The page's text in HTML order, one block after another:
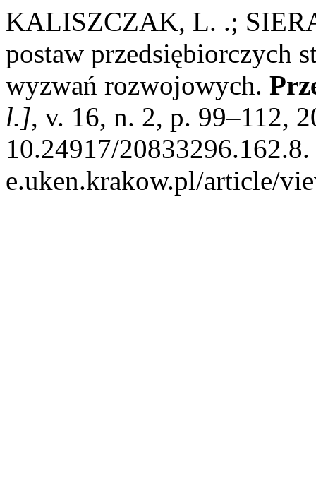
KALISZCZAK, L. .;
postaw przedsiębiorczych
wyzwań rozwojowych.
l.], v. 16, n. 2, p. 99–112,
10.24917/
e.uken.krakow.pl/article/